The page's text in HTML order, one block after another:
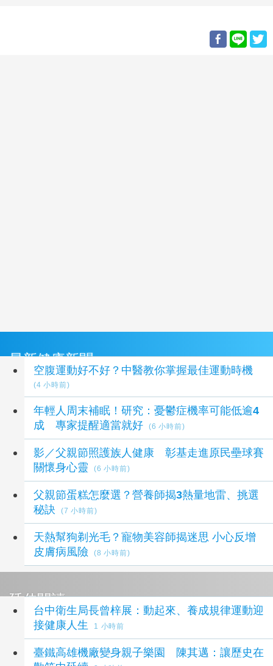
最新健康新聞
空腹運動好不好？中醫教你掌握最佳運動時機
(4 小時前)
年輕人周末補眠！研究：憂鬱症機率可能低逾4
成 專家提醒適當就好
(6 小時前)
影／父親節照護族人健康 彰基走進原民壘球賽
關懷身心靈
(6 小時前)
父親節蛋糕怎麼選？營養師揭3熱量地雷、挑選
秘訣
(7 小時前)
天熱幫狗剃光毛？寵物美容師揭迷思 小心反增
皮膚病風險
(8 小時前)
延伸閱讀
台中衛生局長曾梓展：動起來、養成規律運動迎
接健康人生
1 小時前
臺鐵高雄機廠變身親子樂園 陳其邁：讓歷史在